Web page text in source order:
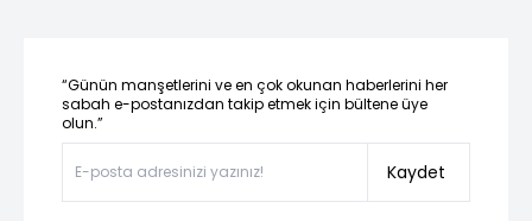
“Günün manşetlerini ve en çok okunan haberlerini her
sabah e-postanızdan takip etmek için bültene üye
olun.”
Kaydet